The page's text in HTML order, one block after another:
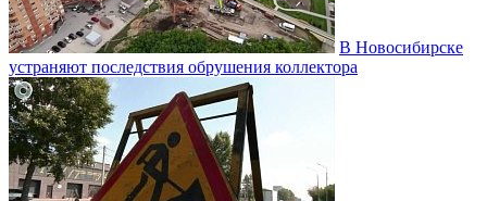
В Новосибирске
устраняют последствия обрушения коллектора